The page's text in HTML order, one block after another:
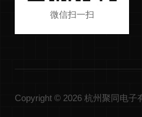
微信扫一扫
Copyright © 2026 杭州聚同电子